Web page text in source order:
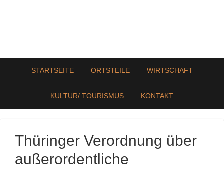
STARTSEITE ORTSTEILE WIRTSCHAFT
KULTUR/ TOURISMUS KONTAKT
Thüringer Verordnung über
außerordentliche